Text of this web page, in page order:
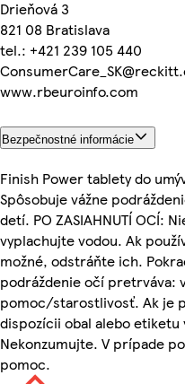
Drieňová 3
821 08 Bratislava
tel.: +421 239 105 440
www.rbeuroinfo.com
Bezpečnostné informácie
Finish Power tablety do
Spôsobuje vážne
detí. PO ZASIAHNUTÍ OCÍ:
vyplachujte vodou. Ak
možné, odstráňte ich.
podráždenie očí pretrváva:
pomoc/starostlivosť. Ak je
dispozícii obal alebo etiketu
Nekonzumujte. V prípade
pomoc.